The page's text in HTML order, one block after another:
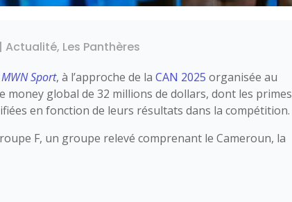
|Actualité, Les Panthères
MWN Sport, à l’approche de laCAN 2025 organisée au
money global de 32 millions de dollars, dont les primes
en fonction de leurs résultats dans la compétition.
F, un groupe relevé comprenant le Cameroun, la